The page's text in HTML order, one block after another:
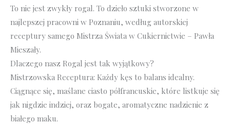
To nie jest zwykły rogal. To dzieło sztuki stworzone w
najlepszej pracowni w Poznaniu, według autorskiej
receptury samego Mistrza Świata w Cukiernictwie – Pawła
Mieszały.
Dlaczego nasz Rogal jest tak wyjątkowy?
Mistrzowska Receptura: Każdy kęs to balans idealny.
Ciągnące się, maślane ciasto półfrancuskie, które listkuje się
jak nigdzie indziej, oraz bogate, aromatyczne nadzienie z
białego maku.